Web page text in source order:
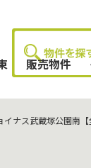
販売物件
イナス武蔵塚公園南【